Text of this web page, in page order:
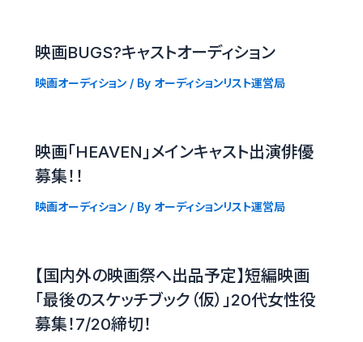
映画BUGS?キャストオーディション
映画オーディション/ By オーディションリスト運営局
映画「HEAVEN」メインキャスト出演俳優
募集！！
映画オーディション/ By オーディションリスト運営局
【国内外の映画祭へ出品予定】短編映画
「最後のスケッチブック（仮）」20代女性役
募集！7/20締切！